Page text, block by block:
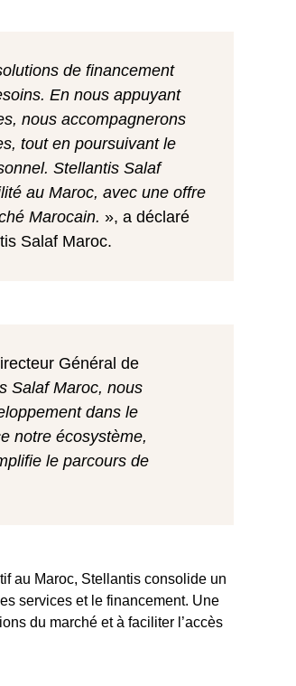
de financement
En nous appuyant
nous accompagnerons
tout en poursuivant le
Stellantis Salaf
au Maroc, avec une offre
Marocain. », a déclaré
Salaf Maroc.
Général de
Salaf Maroc, nous
dans le
notre écosystème,
le parcours de
au Maroc, Stellantis consolide un
services et le financement. Une
du marché et à faciliter l’accès